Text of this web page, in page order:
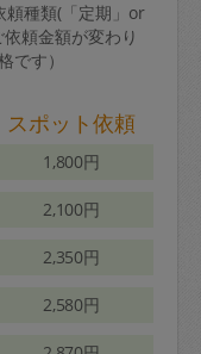
頼種類(「定期」or
頼金額が変わり
です）
スポット依頼
1,800円
2,100円
2,350円
2,580円